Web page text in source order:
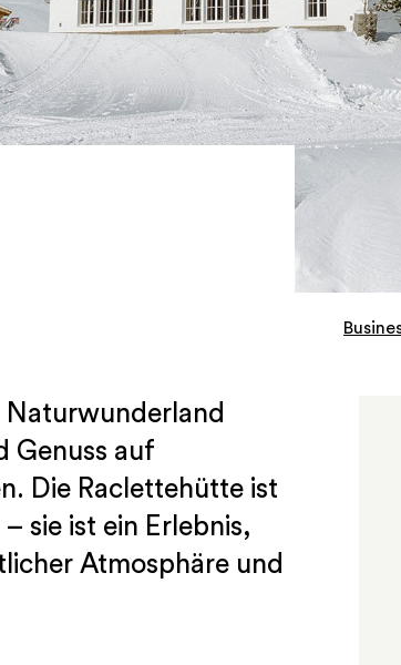
Naturwunderland
Genuss auf
Die Raclettehütte ist
sie ist ein Erlebnis,
Atmosphäre und